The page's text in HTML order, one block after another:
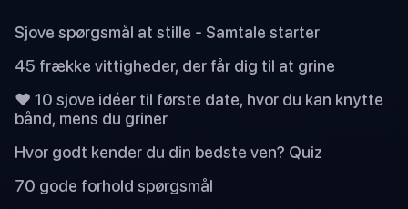
Sjove spørgsmål at stille - Samtale starter
45 frække vittigheder, der får dig til at grine
❤️ 10 sjove idéer til første date, hvor du kan knytte
bånd, mens du griner
Hvor godt kender du din bedste ven? Quiz
70 gode forhold spørgsmål